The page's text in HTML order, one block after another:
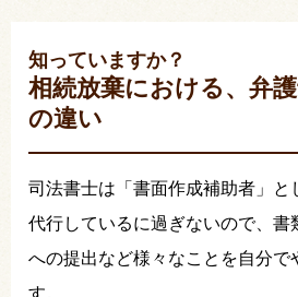
知っていますか？
相続放棄における、弁
の違い
司法書士は「書面作成補助者」と
代行しているに過ぎないので、書
への提出など様々なことを自分で
す。